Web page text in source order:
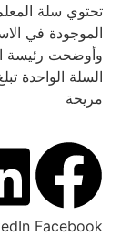
تحتوي سلة
الموجودة في
وأوضحت رئيسة
مريحة
Facebook